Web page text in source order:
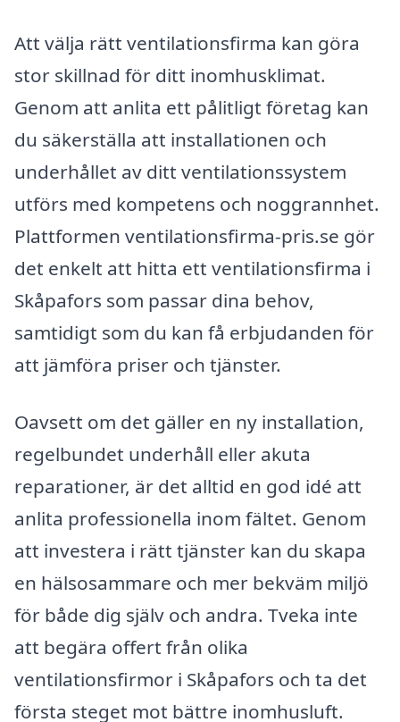
Att välja rätt ventilationsfirma kan göra
stor skillnad för ditt inomhusklimat.
Genom att anlita ett pålitligt företag kan
du säkerställa att installationen och
underhållet av ditt ventilationssystem
utförs med kompetens och noggrannhet.
Plattformen ventilationsfirma-pris.se gör
det enkelt att hitta ett ventilationsfirma i
Skåpafors som passar dina behov,
samtidigt som du kan få erbjudanden för
att jämföra priser och tjänster.
Oavsett om det gäller en ny installation,
regelbundet underhåll eller akuta
reparationer, är det alltid en god idé att
anlita professionella inom fältet. Genom
att investera i rätt tjänster kan du skapa
en hälsosammare och mer bekväm miljö
för både dig själv och andra. Tveka inte
att begära offert från olika
ventilationsfirmor i Skåpafors och ta det
första steget mot bättre inomhusluft.